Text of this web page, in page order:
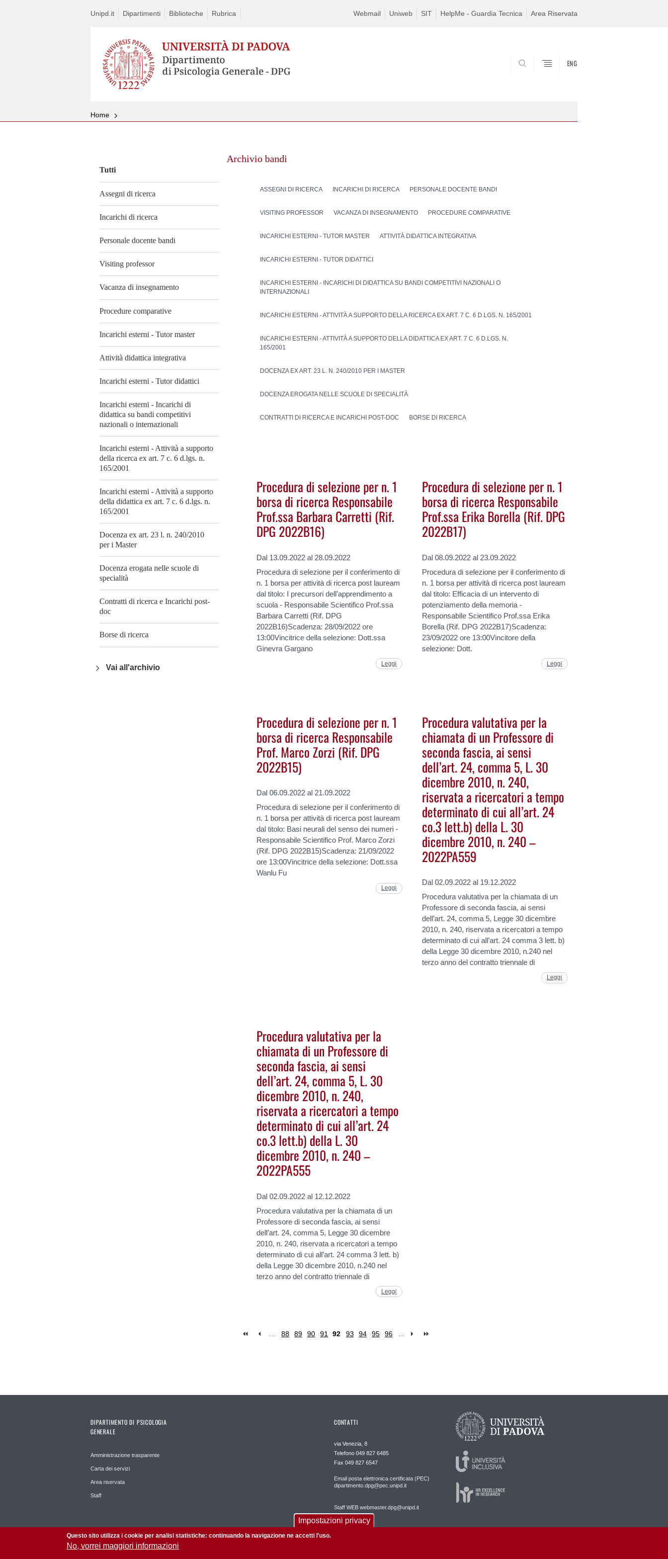
Unipd.it Dipartimenti Biblioteche Rubrica Webmail Uniweb SIT HelpMe - Guardia Tecnica Area Riservata
ENG
Home
Tutti
Assegni di ricerca
Incarichi di ricerca
Personale docente bandi
Visiting professor
Vacanza di insegnamento
Procedure comparative
Incarichi esterni - Tutor master
Attività didattica integrativa
Incarichi esterni - Tutor didattici
Incarichi esterni - Incarichi di
didattica su bandi competitivi
nazionali o internazionali
Incarichi esterni - Attività a supporto
della ricerca ex art. 7 c. 6 d.lgs. n.
165/2001
Incarichi esterni - Attività a supporto
della didattica ex art. 7 c. 6 d.lgs. n.
165/2001
Docenza ex art. 23 l. n. 240/2010
per i Master
Docenza erogata nelle scuole di
specialità
Contratti di ricerca e Incarichi post-
doc
Borse di ricerca
Vai all'archivio
Archivio bandi
ASSEGNI DI RICERCA INCARICHI DI RICERCA PERSONALE DOCENTE BANDI
VISITING PROFESSOR VACANZA DI INSEGNAMENTO PROCEDURE COMPARATIVE
INCARICHI ESTERNI - TUTOR MASTER ATTIVITÀ DIDATTICA INTEGRATIVA
INCARICHI ESTERNI - TUTOR DIDATTICI
INCARICHI ESTERNI - INCARICHI DI DIDATTICA SU BANDI COMPETITIVI NAZIONALI O
INTERNAZIONALI
INCARICHI ESTERNI - ATTIVITÀ A SUPPORTO DELLA RICERCA EX ART. 7 C. 6 D.LGS. N. 165/2001
INCARICHI ESTERNI - ATTIVITÀ A SUPPORTO DELLA DIDATTICA EX ART. 7 C. 6 D.LGS. N.
165/2001
DOCENZA EX ART. 23 L. N. 240/2010 PER I MASTER
DOCENZA EROGATA NELLE SCUOLE DI SPECIALITÀ
CONTRATTI DI RICERCA E INCARICHI POST-DOC BORSE DI RICERCA
Procedura di selezione per n. 1
borsa di ricerca Responsabile
Prof.ssa Barbara Carretti (Rif.
DPG 2022B16)
Dal 13.09.2022 al 28.09.2022
Procedura di selezione per il conferimento di
n. 1 borsa per attività di ricerca post lauream
dal titolo: I precursori dell’apprendimento a
scuola - Responsabile Scientifico Prof.ssa
Barbara Carretti (Rif. DPG
2022B16)Scadenza: 28/09/2022 ore
13:00Vincitrice della selezione: Dott.ssa
Ginevra Gargano
Leggi
Procedura di selezione per n. 1
borsa di ricerca Responsabile
Prof.ssa Erika Borella (Rif. DPG
2022B17)
Dal 08.09.2022 al 23.09.2022
Procedura di selezione per il conferimento di
n. 1 borsa per attività di ricerca post lauream
dal titolo: Efficacia di un intervento di
potenziamento della memoria -
Responsabile Scientifico Prof.ssa Erika
Borella (Rif. DPG 2022B17)Scadenza:
23/09/2022 ore 13:00Vincitore della
selezione: Dott.
Leggi
Procedura di selezione per n. 1
borsa di ricerca Responsabile
Prof. Marco Zorzi (Rif. DPG
2022B15)
Dal 06.09.2022 al 21.09.2022
Procedura di selezione per il conferimento di
n. 1 borsa per attività di ricerca post lauream
dal titolo: Basi neurali del senso dei numeri -
Responsabile Scientifico Prof. Marco Zorzi
(Rif. DPG 2022B15)Scadenza: 21/09/2022
ore 13:00Vincitrice della selezione: Dott.ssa
Wanlu Fu
Leggi
Procedura valutativa per la
chiamata di un Professore di
seconda fascia, ai sensi
dell’art. 24, comma 5, L. 30
dicembre 2010, n. 240,
riservata a ricercatori a tempo
determinato di cui all’art. 24
co.3 lett.b) della L. 30
dicembre 2010, n. 240 –
2022PA559
Dal 02.09.2022 al 19.12.2022
Procedura valutativa per la chiamata di un
Professore di seconda fascia, ai sensi
dell’art. 24, comma 5, Legge 30 dicembre
2010, n. 240, riservata a ricercatori a tempo
determinato di cui all’art. 24 comma 3 lett. b)
della Legge 30 dicembre 2010, n.240 nel
terzo anno del contratto triennale di
Leggi
Procedura valutativa per la
chiamata di un Professore di
seconda fascia, ai sensi
dell’art. 24, comma 5, L. 30
dicembre 2010, n. 240,
riservata a ricercatori a tempo
determinato di cui all’art. 24
co.3 lett.b) della L. 30
dicembre 2010, n. 240 –
2022PA555
Dal 02.09.2022 al 12.12.2022
Procedura valutativa per la chiamata di un
Professore di seconda fascia, ai sensi
dell’art. 24, comma 5, Legge 30 dicembre
2010, n. 240, riservata a ricercatori a tempo
determinato di cui all’art. 24 comma 3 lett. b)
della Legge 30 dicembre 2010, n.240 nel
terzo anno del contratto triennale di
Leggi
… 88 89 90 91 92 93 94 95 96 …
DIPARTIMENTO DI PSICOLOGIA
GENERALE
Amministrazione trasparente
Carta dei servizi
Area riservata
Staff
CONTATTI
via Venezia, 8
Telefono 049 827 6485
Fax 049 827 6547
Email posta elettronica certificata (PEC)
dipartimento.dpg@pec.unipd.it
Staff WEB webmaster.dpg@unipd.it
Impostazioni privacy
Questo sito utilizza i cookie per analisi statistiche: continuando la navigazione ne accetti l'uso.
No, vorrei maggiori informazioni